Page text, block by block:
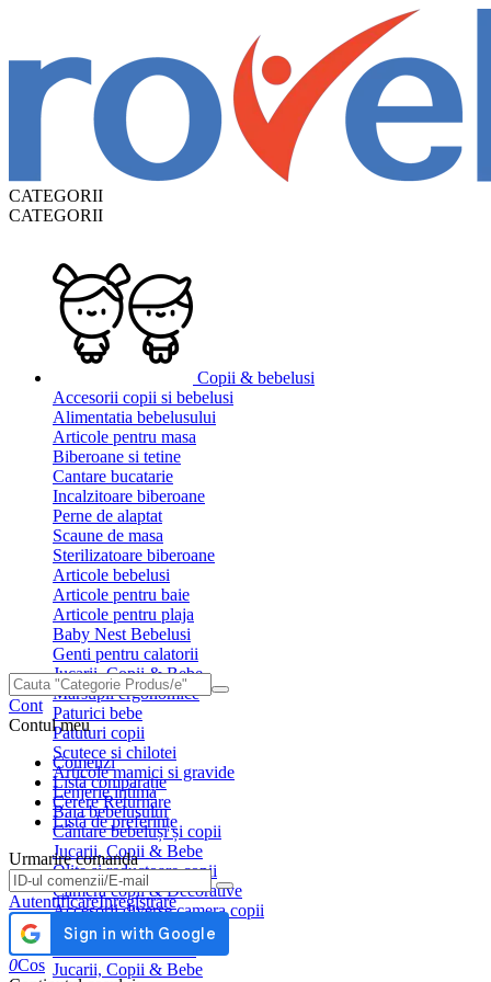
CATEGORII
CATEGORII
Copii & bebelusi
Accesorii copii si bebelusi
Alimentatia bebelusului
Articole pentru masa
Biberoane si tetine
Cantare bucatarie
Incalzitoare biberoane
Perne de alaptat
Scaune de masa
Sterilizatoare biberoane
Articole bebelusi
Articole pentru baie
Articole pentru plaja
Baby Nest Bebelusi
Genti pentru calatorii
Jucarii, Copii & Bebe
Marsupii ergonomice
Paturici bebe
Patuturi copii
Scutece si chilotei
Articole mamici si gravide
Lenjerie intima
Baia bebelusului
Cântare bebeluși și copii
Jucarii, Copii & Bebe
Olite si reductoare copii
Camera copii & Decorative
Accesorii diverse camera copii
Cadite copii
Jucarii, Copii & Bebe
Cont
Contul meu
Comenzi
Listă comparație
Cerere Returnare
Listă de preferințe
Urmarire comanda
Urmarire comanda
AutentificareInregistrare
0Cos